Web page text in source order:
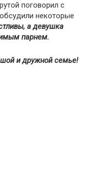
поговорил с
некоторые
а девушка
парнем.
и дружной семье!